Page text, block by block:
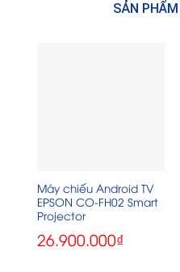
SẢN
Máy chiếu Android TV
EPSON CO-FH02 Smart
Projector
26.900.000₫